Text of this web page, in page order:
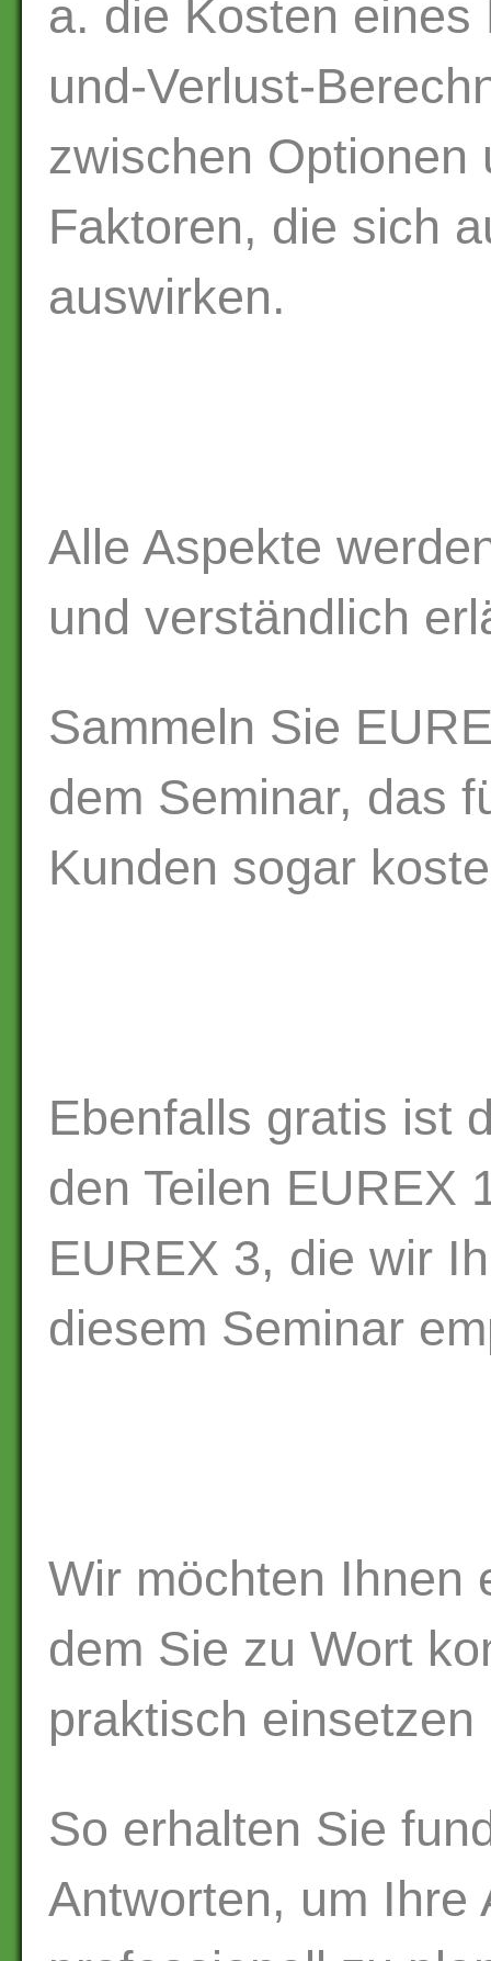
a. die Kosten
und-Verlust-
zwischen Optionen
Faktoren, die sich
auswirken.
Alle Aspekte
und verständlich
Sammeln Sie
dem Seminar, das
Kunden sogar
Ebenfalls gratis ist
den Teilen EUREX
EUREX 3, die wir
diesem Seminar
Wir möchten Ihnen
dem Sie zu Wort
praktisch
So erhalten Sie
Antworten, um Ihre